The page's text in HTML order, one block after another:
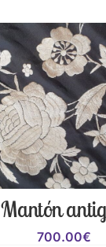
Mantón
700.00€